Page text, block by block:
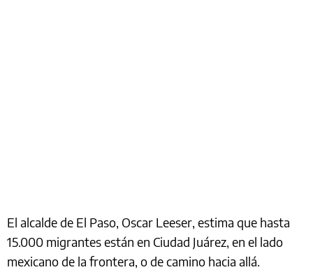
El alcalde de El Paso, Oscar Leeser, estima que hasta
15.000 migrantes están en Ciudad Juárez, en el lado
mexicano de la frontera, o de camino hacia allá.